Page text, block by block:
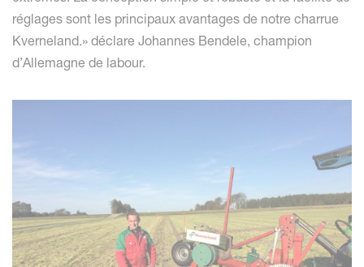
réglages sont les principaux avantages de notre charrue
Kverneland.» déclare Johannes Bendele, champion
d’Allemagne de labour.